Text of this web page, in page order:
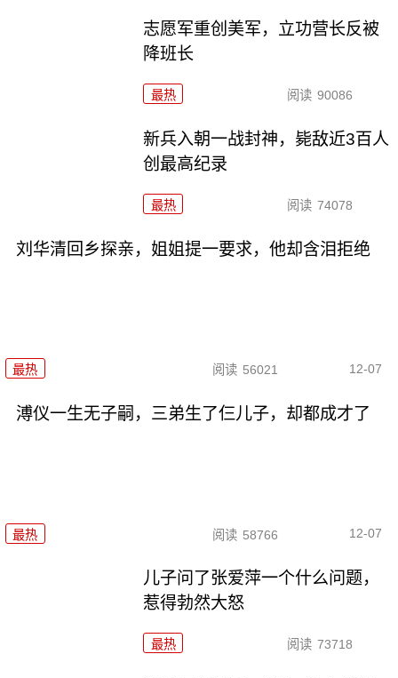
志愿军重创美军，立功营长反被
降班长
最热 阅读 90086
新兵入朝一战封神，毙敌近3百人
创最高纪录
最热 阅读 74078
刘华清回乡探亲，姐姐提一要求，他却含泪拒绝
最热 阅读 56021 12-07
溥仪一生无子嗣，三弟生了仨儿子，却都成才了
最热 阅读 58766 12-07
儿子问了张爱萍一个什么问题，
惹得勃然大怒
最热 阅读 73718